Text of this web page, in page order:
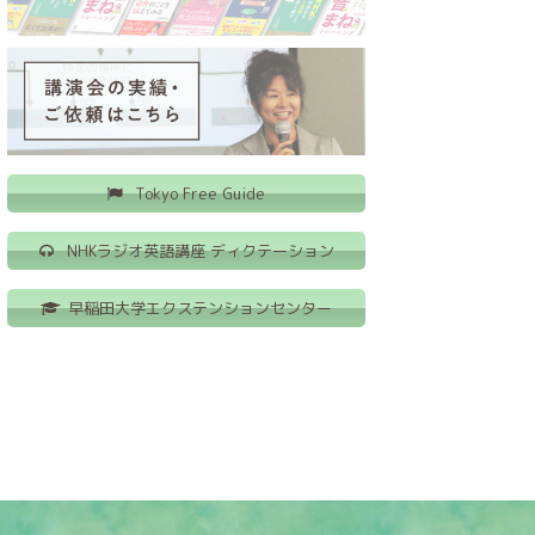
Tokyo Free Guide
NHKラジオ英語講座 ディクテーション
早稲田大学エクステンションセンター